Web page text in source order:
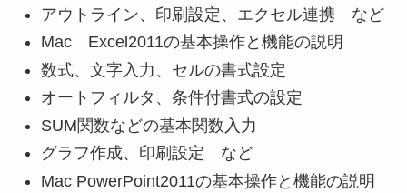
アウトライン、印刷設定、エクセル連携 など
Mac Excel2011の基本操作と機能の説明
数式、文字入力、セルの書式設定
オートフィルタ、条件付書式の設定
SUM関数などの基本関数入力
グラフ作成、印刷設定 など
Mac PowerPoint2011の基本操作と機能の説明